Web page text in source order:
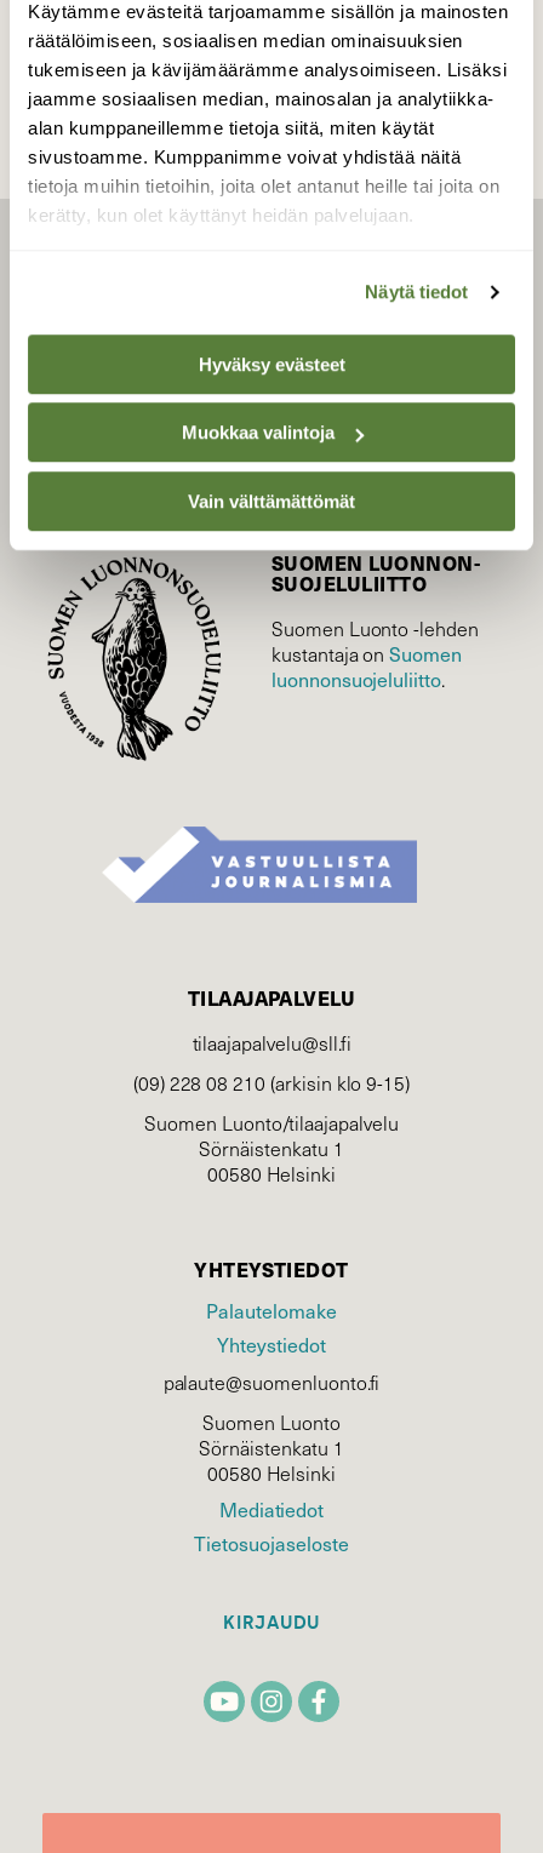
Käytämme evästeitä tarjoamamme sisällön ja mainosten
räätälöimiseen, sosiaalisen median ominaisuuksien
tukemiseen ja kävijämäärämme analysoimiseen. Lisäksi
jaamme sosiaalisen median, mainosalan ja analytiikka-
alan kumppaneillemme tietoja siitä, miten käytät
sivustoamme. Kumppanimme voivat yhdistää näitä
tietoja muihin tietoihin, joita olet antanut heille tai joita on
kerätty, kun olet käyttänyt heidän palvelujaan.
Näytä tiedot
Hyväksy evästeet
Muokkaa valintoja
Vain välttämättömät
TAKAISIN LISTAAN
Tilaa Suomen Luonto
Tilaa digilukuoikeus
Tilaa uutiskirje
SUOMEN LUONNON­
SUOJELU­LIITTO
Suomen Luonto -lehden
kustantaja onSuomen
luonnonsuojelu­liitto.
TILAAJAPALVELU
tilaajapalvelu@sll.fi
(09) 228 08 210 (arkisin klo 9-15)
Suomen Luonto/tilaajapalvelu
Sörnäistenkatu 1
00580 Helsinki
YHTEYSTIEDOT
Palautelomake
Yhteystiedot
palaute@suomenluonto.fi
Suomen Luonto
Sörnäistenkatu 1
00580 Helsinki
Mediatiedot
Tietosuojaseloste
KIRJAUDU